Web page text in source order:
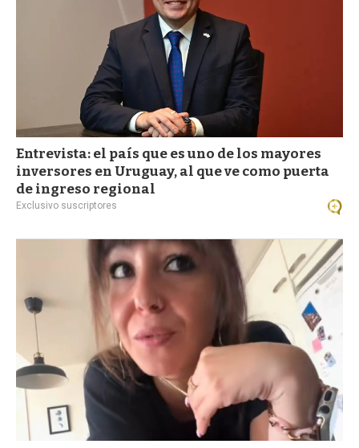
Entrevista: el país que es uno de los mayores
inversores en Uruguay, al que ve como puerta
de ingreso regional
Exclusivo suscriptores